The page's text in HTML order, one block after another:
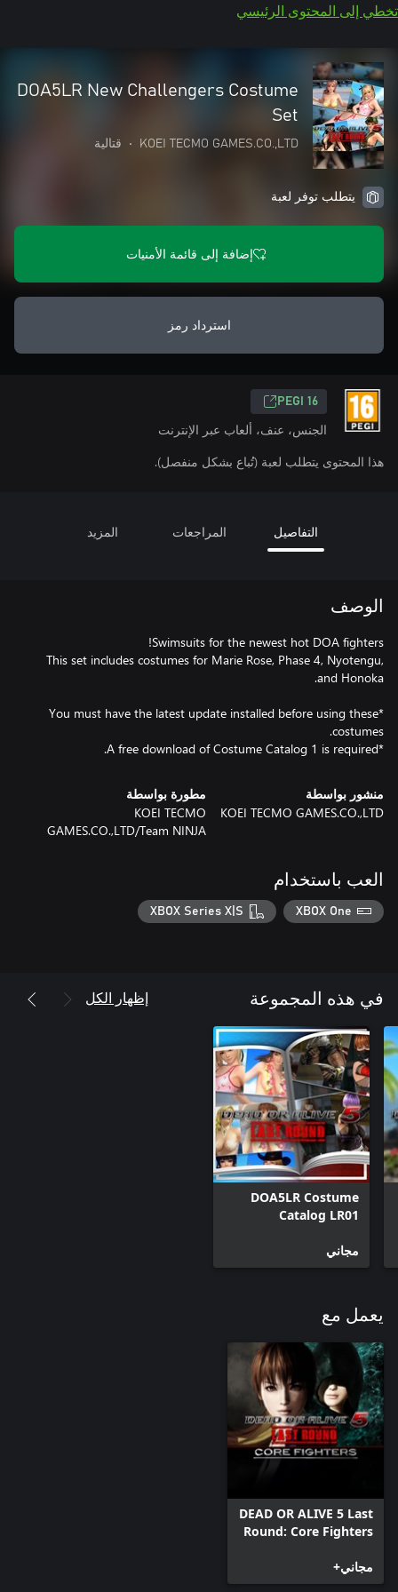
تخطي إلى المحتوى الرئيسي
DOA5LR New Challengers Costume
Set
KOEI TECMO GAMES.CO.,LTD
• قتالية
يتطلب توفر لعبة
إضافة إلى قائمة الأمنيات
استرداد رمز
PEGI 16
الجنس، عنف، ألعاب عبر الإنترنت
هذا المحتوى يتطلب لعبة (تُباع بشكل منفصل).
التفاصيل المراجعات المزيد
الوصف
This set includes costumes for Marie Rose, Phase 4, Nyotengu,
*You must have the latest update installed before using these
*A free download of Costume Catalog 1 is required.
منشور بواسطة
KOEI TECMO GAMES.CO.,LTD
مطورة بواسطة
KOEI TECMO
GAMES.CO.,LTD/Team NINJA
العب باستخدام
XBOX One
XBOX Series X|S
في هذه المجموعة إظهار الكل
DOA5LR Costume
Catalog LR01
مجاني
يعمل مع
DEAD OR ALIVE 5 Last
Round: Core Fighters
مجاني+